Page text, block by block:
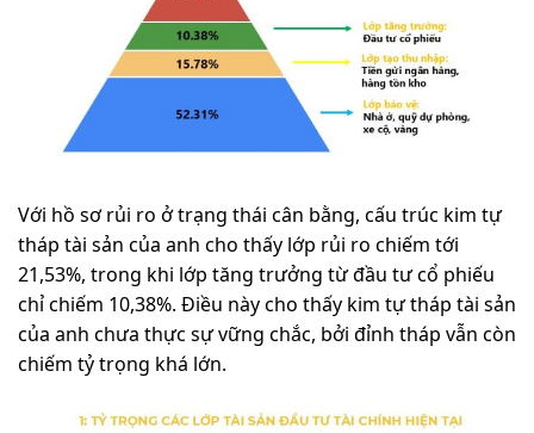
Với hồ sơ rủi ro ở trạng thái cân bằng, cấu trúc kim tự
tháp tài sản của anh cho thấy lớp rủi ro chiếm tới
21,53%, trong khi lớp tăng trưởng từ đầu tư cổ phiếu
chỉ chiếm 10,38%. Điều này cho thấy kim tự tháp tài sản
của anh chưa thực sự vững chắc, bởi đỉnh tháp vẫn còn
chiếm tỷ trọng khá lớn.